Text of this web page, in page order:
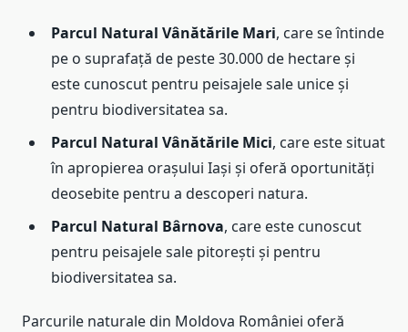
Parcul Natural Vânătările Mari, care se întinde
pe o suprafață de peste 30.000 de hectare și
este cunoscut pentru peisajele sale unice și
pentru biodiversitatea sa.
Parcul Natural Vânătările Mici, care este situat
în apropierea orașului Iași și oferă oportunități
deosebite pentru a descoperi natura.
Parcul Natural Bârnova, care este cunoscut
pentru peisajele sale pitorești și pentru
biodiversitatea sa.
Parcurile naturale din Moldova României oferă